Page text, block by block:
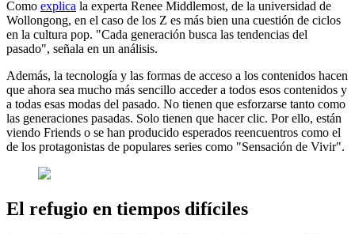
Como explica la experta Renee Middlemost, de la universidad de
Wollongong, en el caso de los Z es más bien una cuestión de ciclos
en la cultura pop. "Cada generación busca las tendencias del
pasado", señala en un análisis.
Además, la tecnología y las formas de acceso a los contenidos hacen
que ahora sea mucho más sencillo acceder a todos esos contenidos y
a todas esas modas del pasado. No tienen que esforzarse tanto como
las generaciones pasadas. Solo tienen que hacer clic. Por ello, están
viendo Friends o se han producido esperados reencuentros como el
de los protagonistas de populares series como "Sensación de Vivir".
El refugio en tiempos difíciles